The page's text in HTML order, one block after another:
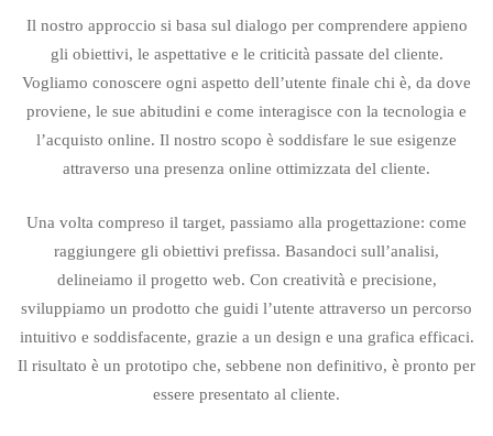
Il nostro approccio si basa sul dialogo per comprendere appieno
gli obiettivi, le aspettative e le criticità passate del cliente.
Vogliamo conoscere ogni aspetto dell’utente finale chi è, da dove
proviene, le sue abitudini e come interagisce con la tecnologia e
l’acquisto online. Il nostro scopo è soddisfare le sue esigenze
attraverso una presenza online ottimizzata del cliente.
Una volta compreso il target, passiamo alla progettazione: come
raggiungere gli obiettivi prefissa. Basandoci sull’analisi,
delineiamo il progetto web. Con creatività e precisione,
sviluppiamo un prodotto che guidi l’utente attraverso un percorso
intuitivo e soddisfacente, grazie a un design e una grafica efficaci.
Il risultato è un prototipo che, sebbene non definitivo, è pronto per
essere presentato al cliente.